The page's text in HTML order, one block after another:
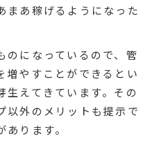
まあ稼げるようになった
のになっているので、管
増やすことができるとい
生えてきています。その
以外のメリットも提示で
ります。